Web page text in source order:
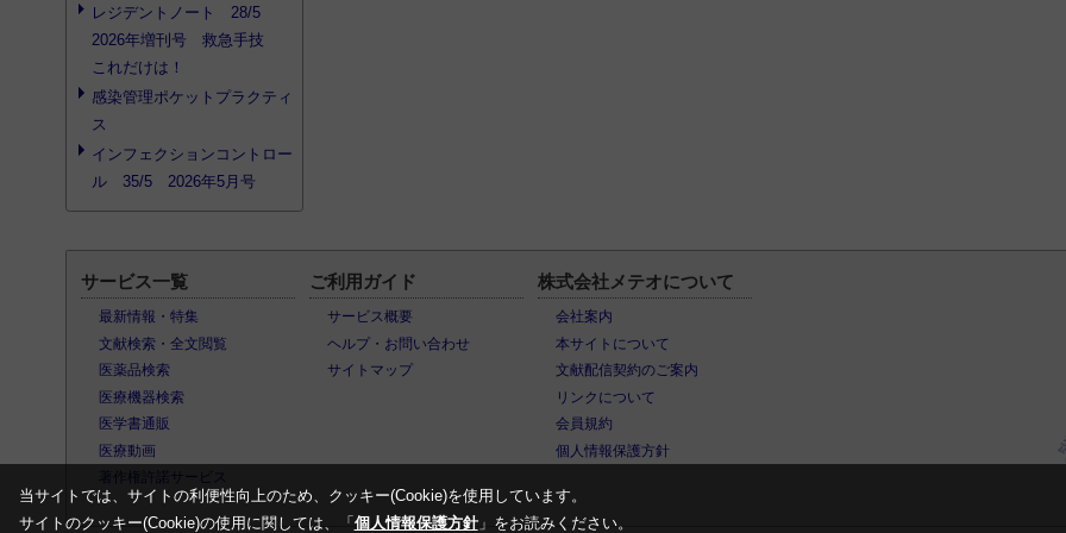
レジデントノート 28/5
2026年増刊号 救急手技
これだけは！
感染管理ポケットプラクティ
ス
インフェクションコントロー
ル 35/5 2026年5月号
サービス一覧
最新情報・特集
文献検索・全文閲覧
医薬品検索
医療機器検索
医学書通販
医療動画
著作権許諾サービス
ご利用ガイド
サービス概要
ヘルプ・お問い合わせ
サイトマップ
株式会社メテオについて
会社案内
本サイトについて
文献配信契約のご案内
リンクについて
会員規約
個人情報保護方針
当サイトでは、サイトの利便性向上のため、クッキー(Cookie)を使用しています。
サイトのクッキー(Cookie)の使用に関しては、「 個人情報保護方針」をお読みください。